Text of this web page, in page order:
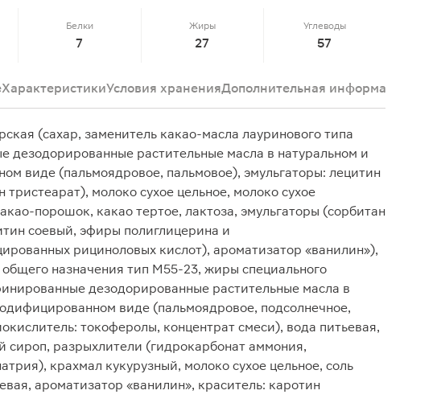
Белки
7
Жиры
27
Углеводы
57
ХарактеристикиУсловия храненияДополнительная информация
(сахар, заменитель какао-масла лауринового типа
дезодорированные растительные масла в натуральном и
виде (пальмоядровое, пальмовое), эмульгаторы: лецитин
тристеарат), молоко сухое цельное, молоко сухое
порошок, какао тертое, лактоза, эмульгаторы (сорбитан
соевый, эфиры полиглицерина и
рициноловых кислот), ароматизатор «ванилин»),
назначения тип М55-23, жиры специального
дезодорированные растительные масла в
виде (пальмоядровое, подсолнечное,
токоферолы, концентрат смеси), вода питьевая,
сироп, разрыхлители (гидрокарбонат аммония,
крахмал кукурузный, молоко сухое цельное, соль
ароматизатор «ванилин», краситель: каротин